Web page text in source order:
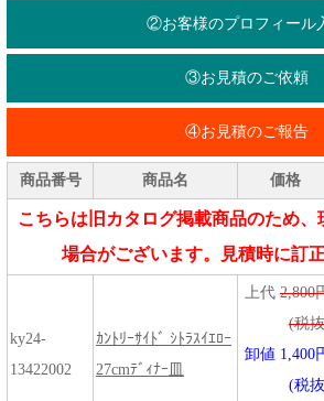
②お客様のプロフィール
③お見積のご依頼
④お見積のご報告
商品番号 商品名 価格
こちらは旧カタログ掲載商品のため、
場合がございます。見積時に訂
ky24-
13422002
ｶﾝﾄﾘｰｻｲﾄﾞ ｼﾄﾗｽｲｴﾛｰ
27cmﾃﾞｨﾅｰ皿
上代 2,800
(税
卸値 1,400
(税